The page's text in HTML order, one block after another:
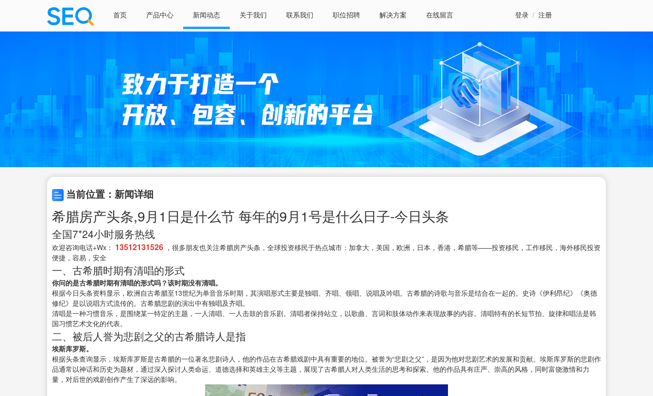
首页 产品中心 新闻动态 关于我们 联系我们 职位招聘 解决方案 在线留言 登录 / 注册
当前位置：新闻详细
希腊房产头条,9月1日是什么节 每年的9月1号是什么日子-今日头条
全国7*24小时服务热线
欢迎咨询电话+Wx： 13512131526 ，很多朋友也关注希腊房产头条，全球投资移民于热点城市：加拿大，美国，欧洲，日本，香港，希腊等——投资移民，工作移民，海外移民投资
便捷，容易，安全
一、古希腊时期有清唱的形式
你问的是古希腊时期有清唱的形式吗？该时期没有清唱。
根据今日头条资料显示，欧洲自古希腊至13世纪为单音音乐时期，其演唱形式主要是独唱、齐唱、领唱、说唱及吟唱。古希腊的诗歌与音乐是结合在一起的。史诗《伊利昂纪》《奥德
修纪》是以说唱方式流传的。古希腊悲剧的演出中有独唱及齐唱。
清唱是一种习惯音乐，是围绕某一特定的主题，一人清唱、一人击鼓的音乐剧。清唱者保持站立，以歌曲、言词和肢体动作来表现故事的内容。清唱特有的长短节拍、旋律和唱法是韩
国习惯艺术文化的代表。
二、被后人誉为悲剧之父的古希腊诗人是指
埃斯库罗斯。
根据头条查询显示，埃斯库罗斯是古希腊的一位著名悲剧诗人，他的作品在古希腊戏剧中具有重要的地位。被誉为“悲剧之父”，是因为他对悲剧艺术的发展和贡献。埃斯库罗斯的悲剧作
品通常以神话和历史为题材，通过深入探讨人类命运、道德选择和英雄主义等主题，展现了古希腊人对人类生活的思考和探索。他的作品具有庄严、崇高的风格，同时富饶激情和力
量，对后世的戏剧创作产生了深远的影响。